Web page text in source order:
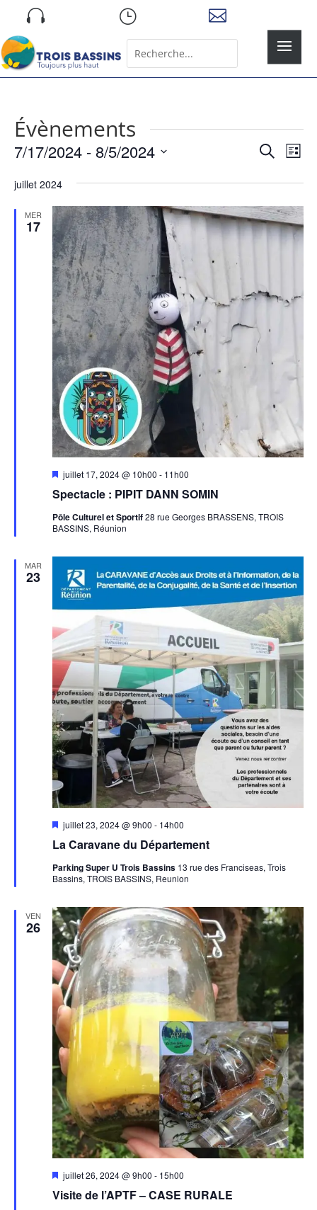
 } 
for...
Évènements
de
vues
Recherche
de
Liste
7/17/2024 - 8/5/2024
une
juillet 2024
MER
17
Spectacle : PIPIT DANN SOMIN
Mis
avant
juillet 17, 2024 @ 10h00 - 11h00
Pôle Culturel et Sportif28 rue Georges BRASSENS, TROIS
BASSINS, Réunion
MAR
23
La Caravane du Département
Mis
avant
juillet 23, 2024 @ 9h00 - 14h00
Parking Super U Trois Bassins 13 rue des Franciseas, Trois
Bassins, TROIS BASSINS, Reunion
VEN
26
Visite de l’APTF – CASE RURALE
Mis
avant
juillet 26, 2024 @ 9h00 - 15h00